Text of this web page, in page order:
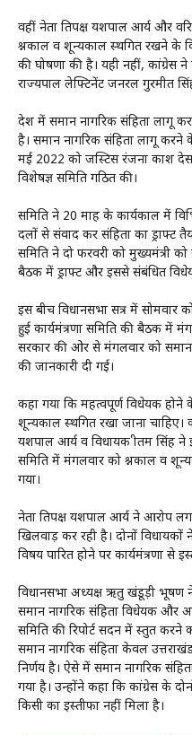
वहीं नेता प्रतिपक्ष यशपाल आर्य और
प्रश्नकाल व शून्यकाल स्थगित रखने के
की घोषणा की है। यही नहीं, कांग्रेस
राज्यपाल लेफ्टिनेंट जनरल गुरमीत
प्रदेश में समान नागरिक संहिता लागू
है। समान नागरिक संहिता लागू करने
मई 2022 को जस्टिस रंजना प्रकाश
विशेषज्ञ समिति गठित की।
समिति ने 20 माह के कार्यकाल में
दलों से संवाद कर संहिता का ड्राफ्ट
समिति ने दो फरवरी को मुख्यमंत्री
बैठक में ड्राफ्ट और इससे संबंधित
इस बीच विधानसभा सत्र में सोमवार
हुई कार्यमंत्रणा समिति की बैठक में
सरकार की ओर से मंगलवार को
की जानकारी दी गई।
कहा गया कि महत्वपूर्ण विधेयक होने
शून्यकाल स्थगित रखा जाना चाहिए।
यशपाल आर्य व विधायक प्रीतम सिंह
समिति में मंगलवार को प्रश्नकाल व
गया।
नेता प्रतिपक्ष यशपाल आर्य ने आरोप
खिलवाड़ कर रही है। दोनों
विषय पारित होने पर कार्यमंत्रणा से
विधानसभा अध्यक्ष ऋतु खंडूड़ी भूषण
समान नागरिक संहिता विधेयक और
समिति की रिपोर्ट सदन में प्रस्तुत
समान नागरिक संहिता केवल
निर्णय है। ऐसे में समान नागरिक
गया है। उन्होंने कहा कि कांग्रेस के
किसी का इस्तीफा नहीं मिला है।